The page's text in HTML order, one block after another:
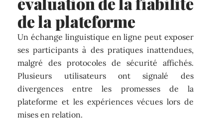
de la plateforme
Un échange linguistique en ligne peut exposer
ses participants à des pratiques inattendues,
malgré des protocoles de sécurité affichés.
Plusieurs utilisateurs ont signalé des
divergences entre les promesses de la
plateforme et les expériences vécues lors de
mises en relation.